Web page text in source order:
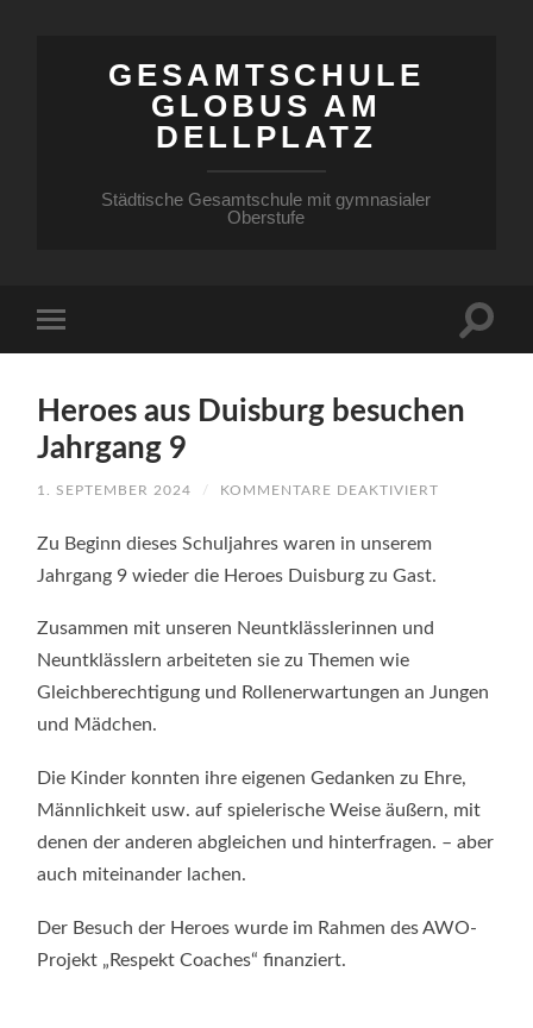
GESAMTSCHULE
GLOBUS AM
DELLPLATZ
Städtische Gesamtschule mit gymnasialer
Oberstufe
Heroes aus Duisburg besuchen
Jahrgang 9
1. SEPTEMBER 2024 / KOMMENTARE DEAKTIVIERT
Zu Beginn dieses Schuljahres waren in unserem
Jahrgang 9 wieder die Heroes Duisburg zu Gast.
Zusammen mit unseren Neuntklässlerinnen und
Neuntklässlern arbeiteten sie zu Themen wie
Gleichberechtigung und Rollenerwartungen an Jungen
und Mädchen.
Die Kinder konnten ihre eigenen Gedanken zu Ehre,
Männlichkeit usw. auf spielerische Weise äußern, mit
denen der anderen abgleichen und hinterfragen. – aber
auch miteinander lachen.
Der Besuch der Heroes wurde im Rahmen des AWO-
Projekt „Respekt Coaches“ finanziert.